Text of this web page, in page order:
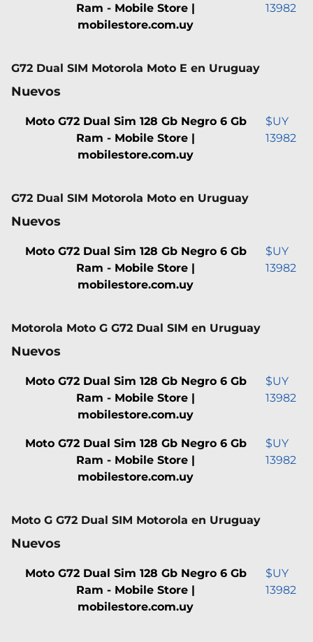
Ram - Mobile Store |
mobilestore.com.uy
13982
G72 Dual SIM Motorola Moto E en Uruguay
Nuevos
Moto G72 Dual Sim 128 Gb Negro 6 Gb
Ram - Mobile Store |
mobilestore.com.uy
$UY
13982
G72 Dual SIM Motorola Moto en Uruguay
Nuevos
Moto G72 Dual Sim 128 Gb Negro 6 Gb
Ram - Mobile Store |
mobilestore.com.uy
$UY
13982
Motorola Moto G G72 Dual SIM en Uruguay
Nuevos
Moto G72 Dual Sim 128 Gb Negro 6 Gb
Ram - Mobile Store |
mobilestore.com.uy
$UY
13982
Moto G72 Dual Sim 128 Gb Negro 6 Gb
Ram - Mobile Store |
mobilestore.com.uy
$UY
13982
Moto G G72 Dual SIM Motorola en Uruguay
Nuevos
Moto G72 Dual Sim 128 Gb Negro 6 Gb
Ram - Mobile Store |
mobilestore.com.uy
$UY
13982